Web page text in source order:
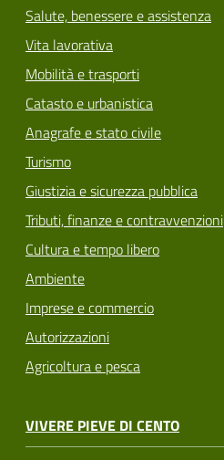
Salute, benessere e assistenza
Vita lavorativa
Mobilità e trasporti
Catasto e urbanistica
Anagrafe e stato civile
Turismo
Giustizia e sicurezza pubblica
Tributi, finanze e contravvenzioni
Cultura e tempo libero
Ambiente
Imprese e commercio
Autorizzazioni
Agricoltura e pesca
VIVERE PIEVE DI CENTO